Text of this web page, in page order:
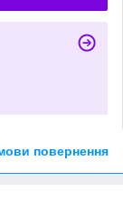
повернення